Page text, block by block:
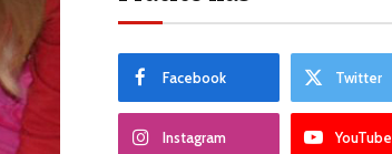
Facebook Twitter
Instagram YouTube